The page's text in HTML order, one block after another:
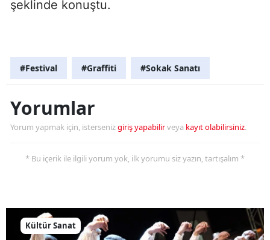
şeklinde konuştu.
#Festival #Graffiti #Sokak Sanatı
Yorumlar
Yorum yapmak için, istersenizgiriş yapabilirveya kayıt olabilirsiniz.
* Bu içerik ile ilgili yorum yok, ilk yorumu siz yazın, tartışalım *
Kültür Sanat